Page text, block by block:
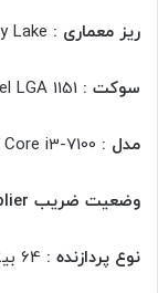
ریز معماری :
سوکت :
مدل :
وضعیت ضریب Multiplier :
نوع پردازنده :